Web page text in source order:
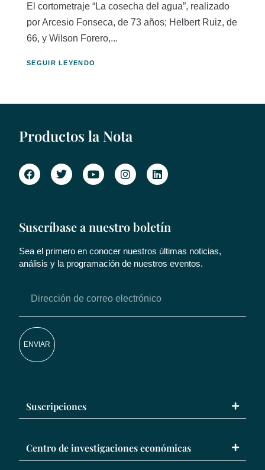
El cortometraje “La cosecha del agua”, realizado
por Arcesio Fonseca, de 73 años; Helbert Ruiz, de
66, y Wilson Forero,...
SEGUIR LEYENDO
Productos la Nota
Suscríbase a nuestro boletín
Sea el primero en conocer nuestros últimas noticias,
análisis y la programación de nuestros eventos.
ENVIAR
Suscripciones
Centro de investigaciones económicas